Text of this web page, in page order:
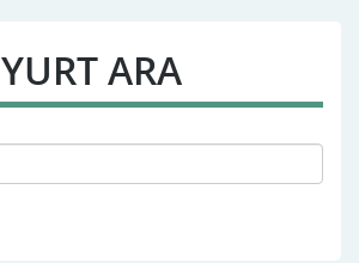
YURT ARA